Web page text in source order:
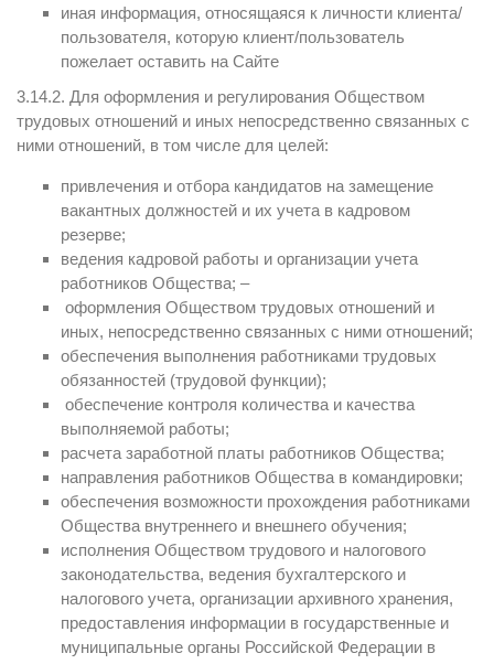
иная информация, относящаяся к личности клиента/
пользователя, которую клиент/пользователь
пожелает оставить на Сайте
3.14.2. Для оформления и регулирования Обществом
трудовых отношений и иных непосредственно связанных с
ними отношений, в том числе для целей:
привлечения и отбора кандидатов на замещение
вакантных должностей и их учета в кадровом
резерве;
ведения кадровой работы и организации учета
работников Общества; –
оформления Обществом трудовых отношений и
иных, непосредственно связанных с ними отношений;
обеспечения выполнения работниками трудовых
обязанностей (трудовой функции);
обеспечение контроля количества и качества
выполняемой работы;
расчета заработной платы работников Общества;
направления работников Общества в командировки;
обеспечения возможности прохождения работниками
Общества внутреннего и внешнего обучения;
исполнения Обществом трудового и налогового
законодательства, ведения бухгалтерского и
налогового учета, организации архивного хранения,
предоставления информации в государственные и
муниципальные органы Российской Федерации в